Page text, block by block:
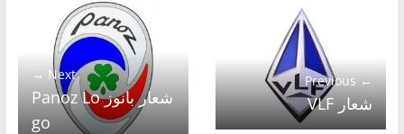
← Previous
شعار VLF
Next →
شعار بانوز Panoz Lo
go